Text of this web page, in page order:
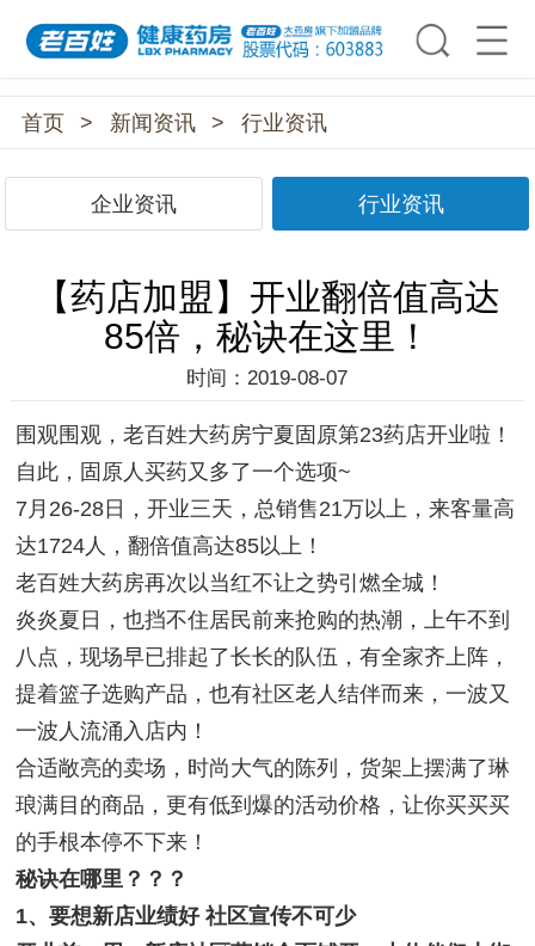
首页 > 新闻资讯 > 行业资讯
企业资讯 行业资讯
【药店加盟】开业翻倍值高达
85倍，秘诀在这里！
时间：2019-08-07
围观围观，老百姓大药房宁夏固原第23药店开业啦！
自此，固原人买药又多了一个选项~
7月26-28日，开业三天，总销售21万以上，来客量高
达1724人，翻倍值高达85以上！
老百姓大药房再次以当红不让之势引燃全城！
炎炎夏日，也挡不住居民前来抢购的热潮，上午不到
八点，现场早已排起了长长的队伍，有全家齐上阵，
提着篮子选购产品，也有社区老人结伴而来，一波又
一波人流涌入店内！
合适敞亮的卖场，时尚大气的陈列，货架上摆满了琳
琅满目的商品，更有低到爆的活动价格，让你买买买
的手根本停不下来！
秘诀在哪里？？？
1、要想新店业绩好 社区宣传不可少